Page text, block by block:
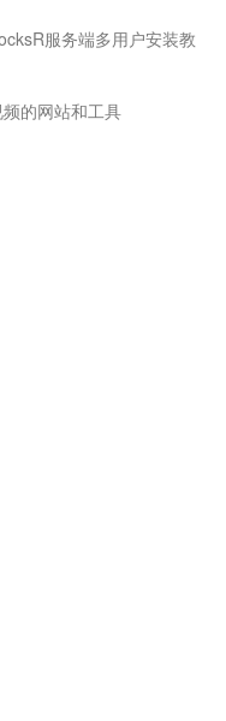
服务端多用户安装教
的网站和工具